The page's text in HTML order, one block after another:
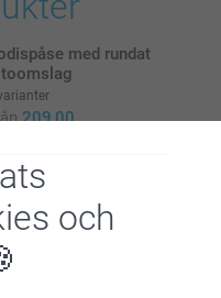
och
mm - det finns
med rundat
209,00
omdömen)
jojo - 12 st